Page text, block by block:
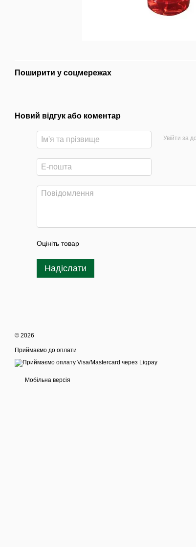
Поширити у соцмережах
Новий відгук або коментар
Увійти за
Оцініть товар
Надіслати
© 2026
Приймаємо до оплати
Мобільна версія